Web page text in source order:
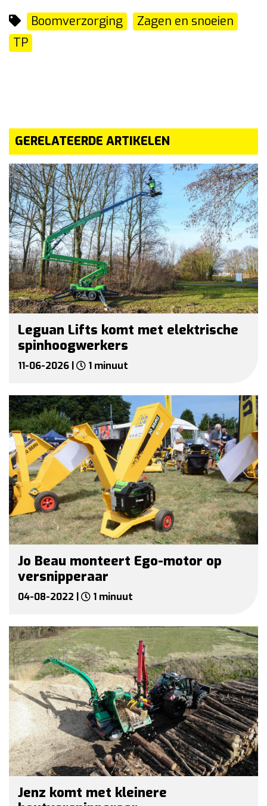
Boomverzorging
Zagen en snoeien
TP
GERELATEERDE ARTIKELEN
Leguan Lifts komt met elektrische
spinhoogwerkers
11-06-2026 | 1 minuut
Jo Beau monteert Ego-motor op
versnipperaar
04-08-2022 | 1 minuut
Jenz komt met kleinere